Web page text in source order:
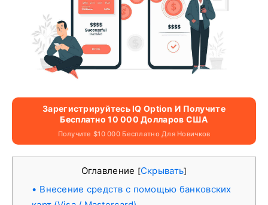
Зарегистрируйтесь IQ Option И Получите
Бесплатно 10 000 Долларов США
Получите $10 000 Бесплатно Для Новичков
Оглавление [Скрывать]
Внесение средств с помощью банковских